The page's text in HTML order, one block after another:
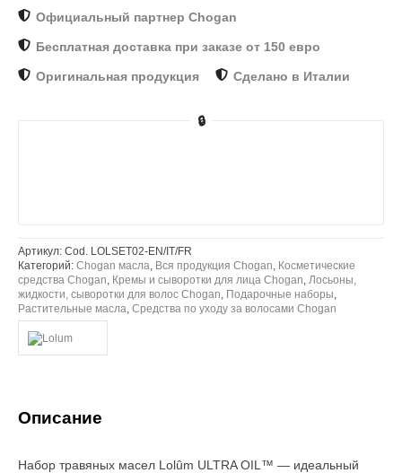
Официальный партнер Chogan
Бесплатная доставка при заказе от 150 евро
Оригинальная продукция Сделано в Италии
🔒
Артикул: Cod. LOLSET02-EN/IT/FR
Категорий: Chogan масла, Вся продукция Chogan, Косметические
средства Chogan, Кремы и сыворотки для лица Chogan, Лосьоны,
жидкости, сыворотки для волос Chogan, Подарочные наборы,
Растительные масла, Средства по уходу за волосами Chogan
Описание
Набор травяных масел Lolûm ULTRA OIL™ — идеальный